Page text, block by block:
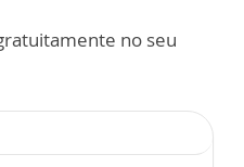
no seu